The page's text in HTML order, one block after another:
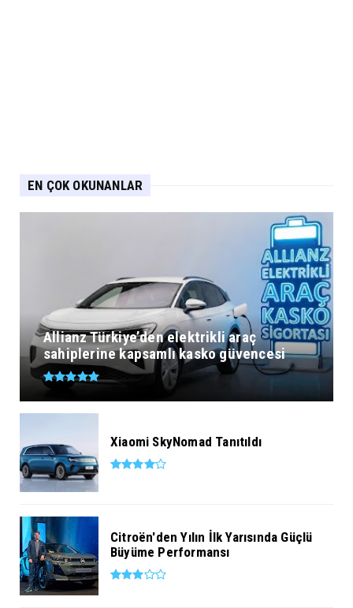
EN ÇOK OKUNANLAR
Allianz Türkiye’den elektrikli araç
sahiplerine kapsamlı kasko güvencesi
Xiaomi SkyNomad Tanıtıldı
Citroën'den Yılın İlk Yarısında Güçlü
Büyüme Performansı